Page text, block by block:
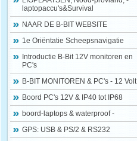
laptopaccu's&Survival
NAAR DE B-BIT WEBSITE
1e Oriëntatie Scheepsnavigatie
Introductie B-Bit 12V monitoren en
PC's
B-BIT MONITOREN & PC's - 12 Volt
Boord PC's 12V & IP40 tot IP68
boord-laptops & waterproof -
GPS: USB & PS/2 & RS232